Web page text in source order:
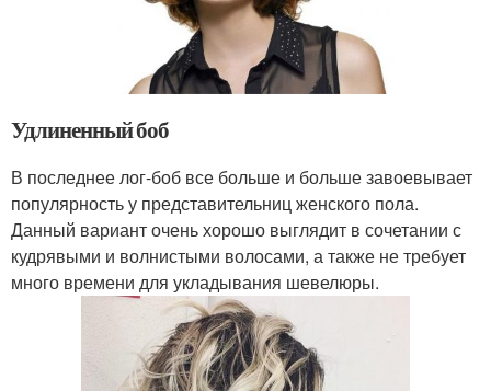
Удлиненный боб
В последнее лог-боб все больше и больше завоевывает
популярность у представительниц женского пола.
Данный вариант очень хорошо выглядит в сочетании с
кудрявыми и волнистыми волосами, а также не требует
много времени для укладывания шевелюры.